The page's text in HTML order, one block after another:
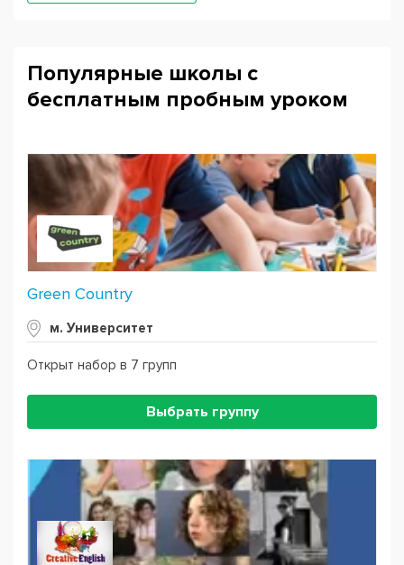
Популярные школы с
бесплатным пробным уроком
Green Country
м. Университет
Открыт набор в 7 групп
Выбрать группу